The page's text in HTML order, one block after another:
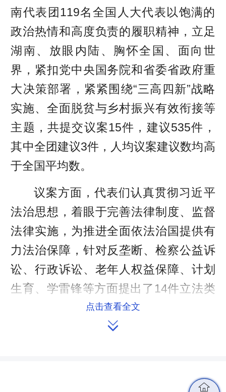
南代表团119名全国人大代表以饱满的
政治热情和高度负责的履职精神，立足
湖南、放眼内陆、胸怀全国、面向世
界，紧扣党中央国务院和省委省政府重
大决策部署，紧紧围绕“三高四新”战略
实施、全面脱贫与乡村振兴有效衔接等
主题，共提交议案15件，建议535件，
其中全团建议3件，人均议案建议数均高
于全国平均数。
议案方面，代表们认真贯彻习近平
法治思想，着眼于完善法律制度、监督
法律实施，为推进全面依法治国提供有
力法治保障，针对反垄断、检察公益诉
讼、行政诉讼、老年人权益保障、计划
生育、学雷锋等方面提出了14件立法类
议案和1件监督类议案。
建议方面，代表们深入贯彻落实习
点击查看全文
